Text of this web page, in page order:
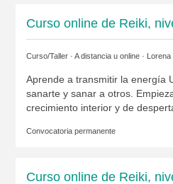
Curso online de Reiki,
Curso/Taller · A distancia u online ·
Aprende a transmitir la energía
sanarte y sanar a otros.
crecimiento interior y de
Convocatoria permanente
Curso online de Reiki,